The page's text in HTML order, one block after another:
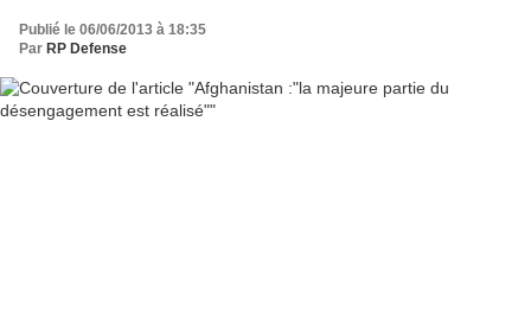
Publié le 06/06/2013 à 18:35
Par RP Defense